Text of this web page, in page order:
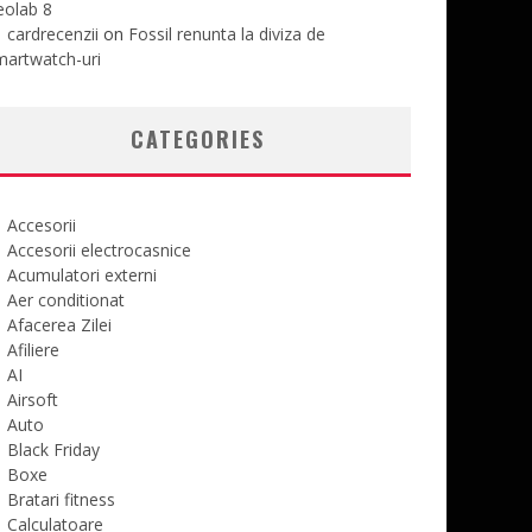
8
cardrecenzii on Fossil renunta la diviza de
uri
CATEGORIES
Accesorii
Accesorii electrocasnice
Acumulatori externi
Aer conditionat
Afacerea Zilei
Afiliere
AI
Airsoft
Auto
Black Friday
Boxe
Bratari fitness
Calculatoare